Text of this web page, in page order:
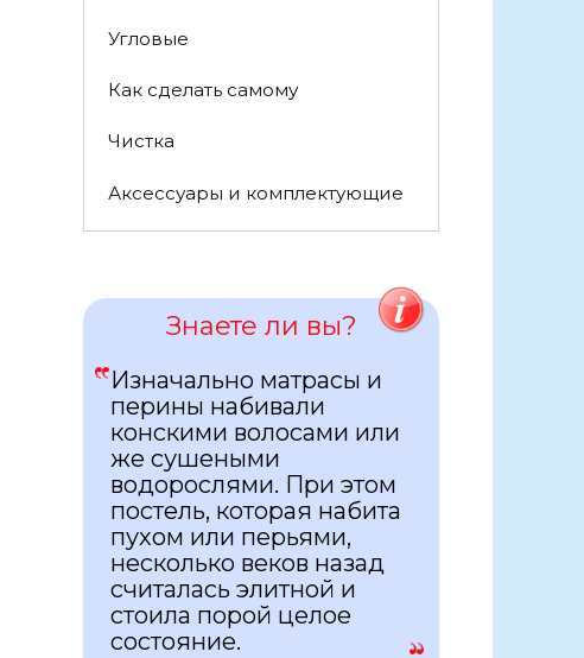
Угловые
Как сделать самому
Чистка
Аксессуары и комплектующие
Знаете ли вы?
Изначально матрасы и
перины набивали
конскими волосами или
же сушеными
водорослями. При этом
постель, которая набита
пухом или перьями,
несколько веков назад
считалась элитной и
стоила порой целое
состояние.